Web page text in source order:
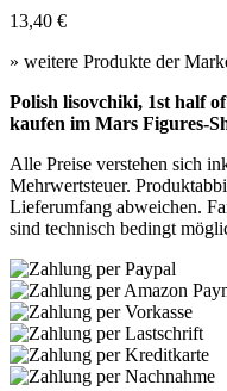
13,40 €
» weitere Produkte der
Polish lisovchiki, 1st half
kaufen im Mars Figures-
Alle Preise verstehen sich
Mehrwertsteuer.
Lieferumfang abweichen.
sind technisch bedingt